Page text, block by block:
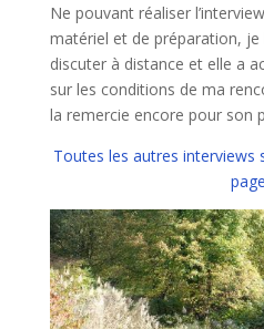
Ne pouvant réaliser
matériel et de préparation, je
discuter à distance et elle a
sur les conditions de ma
la remercie encore pour son
Toutes les autres interviews
page